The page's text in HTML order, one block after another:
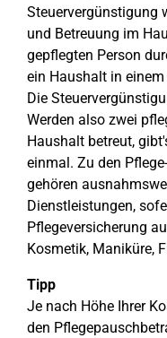
Steuervergünstigung
und Betreuung im
gepflegten Person
ein Haushalt in
Die
Werden also zwei
Haushalt betreut,
einmal. Zu den
gehören
Dienstleistungen,
Pflegeversicherung
Kosmetik, Maniküre,
Tipp
Je nach Höhe Ihrer
den